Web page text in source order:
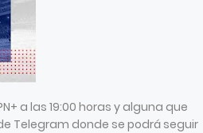
a las 19:00 horas y alguna que
Telegram donde se podrá seguir